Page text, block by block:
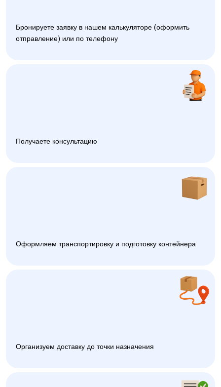
Бронируете заявку в нашем калькуляторе (оформить
отправление) или по телефону
Получаете консультацию
Оформляем транспортировку и подготовку контейнера
Организуем доставку до точки назначения